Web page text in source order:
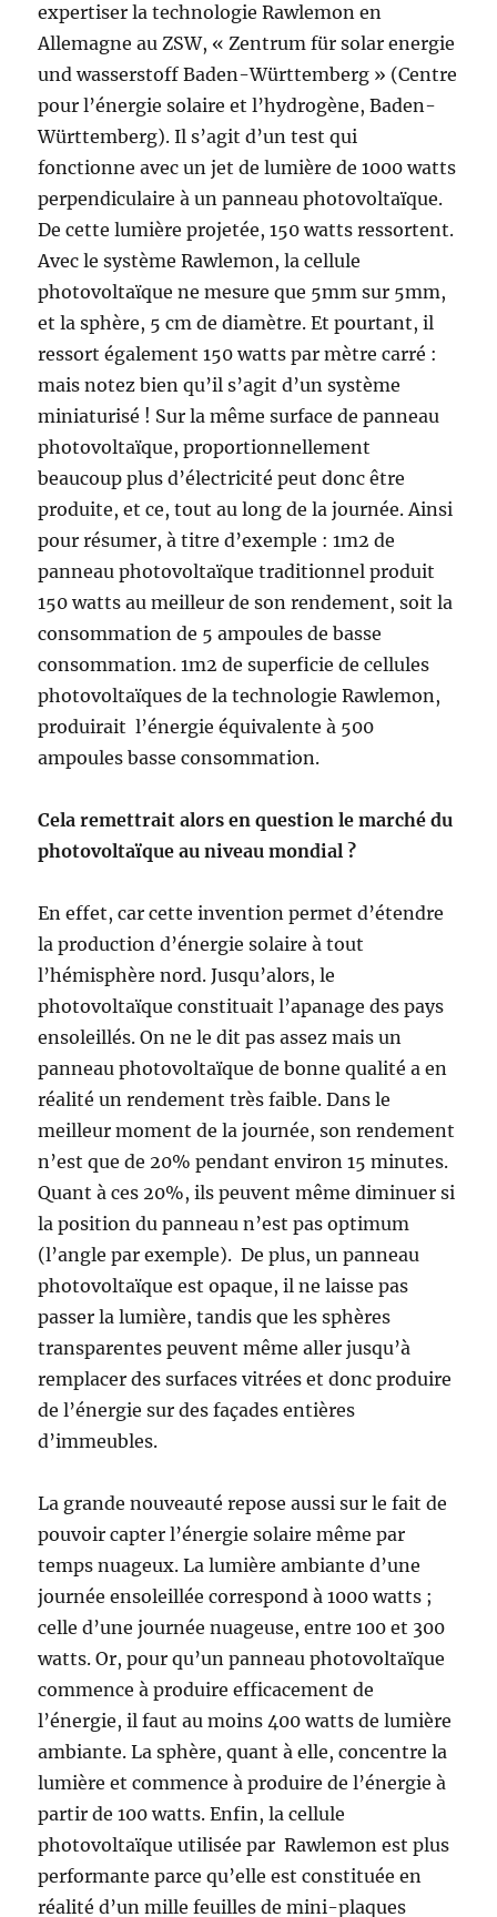
expertiser la technologie Rawlemon en
Allemagne au ZSW, « Zentrum für solar energie
und wasserstoff Baden-Württemberg » (Centre
pour l’énergie solaire et l’hydrogène, Baden-
Württemberg). Il s’agit d’un test qui
fonctionne avec un jet de lumière de 1000 watts
perpendiculaire à un panneau photovoltaïque.
De cette lumière projetée, 150 watts ressortent.
Avec le système Rawlemon, la cellule
photovoltaïque ne mesure que 5mm sur 5mm,
et la sphère, 5 cm de diamètre. Et pourtant, il
ressort également 150 watts par mètre carré :
mais notez bien qu’il s’agit d’un système
miniaturisé ! Sur la même surface de panneau
photovoltaïque, proportionnellement
beaucoup plus d’électricité peut donc être
produite, et ce, tout au long de la journée. Ainsi
pour résumer, à titre d’exemple : 1m2 de
panneau photovoltaïque traditionnel produit
150 watts au meilleur de son rendement, soit la
consommation de 5 ampoules de basse
consommation. 1m2 de superficie de cellules
photovoltaïques de la technologie Rawlemon,
produirait l’énergie équivalente à 500
ampoules basse consommation.
Cela remettrait alors en question le marché du
photovoltaïque au niveau mondial ?
En effet, car cette invention permet d’étendre
la production d’énergie solaire à tout
l’hémisphère nord. Jusqu’alors, le
photovoltaïque constituait l’apanage des pays
ensoleillés. On ne le dit pas assez mais un
panneau photovoltaïque de bonne qualité a en
réalité un rendement très faible. Dans le
meilleur moment de la journée, son rendement
n’est que de 20% pendant environ 15 minutes.
Quant à ces 20%, ils peuvent même diminuer si
la position du panneau n’est pas optimum
(l’angle par exemple). De plus, un panneau
photovoltaïque est opaque, il ne laisse pas
passer la lumière, tandis que les sphères
transparentes peuvent même aller jusqu’à
remplacer des surfaces vitrées et donc produire
de l’énergie sur des façades entières
d’immeubles.
La grande nouveauté repose aussi sur le fait de
pouvoir capter l’énergie solaire même par
temps nuageux. La lumière ambiante d’une
journée ensoleillée correspond à 1000 watts ;
celle d’une journée nuageuse, entre 100 et 300
watts. Or, pour qu’un panneau photovoltaïque
commence à produire efficacement de
l’énergie, il faut au moins 400 watts de lumière
ambiante. La sphère, quant à elle, concentre la
lumière et commence à produire de l’énergie à
partir de 100 watts. Enfin, la cellule
photovoltaïque utilisée par Rawlemon est plus
performante parce qu’elle est constituée en
réalité d’un mille feuilles de mini-plaques